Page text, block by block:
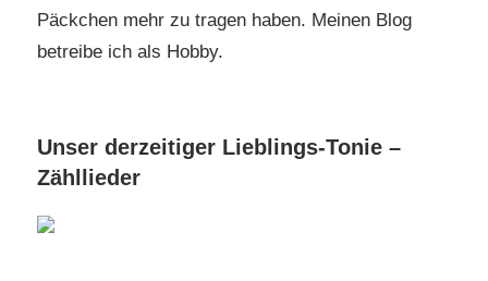
Päckchen mehr zu tragen haben. Meinen Blog
betreibe ich als Hobby.
Unser derzeitiger Lieblings-Tonie –
Zähllieder